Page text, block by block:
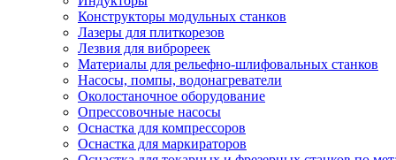
Конструкторы модульных станков
Лазеры для плиткорезов
Лезвия для виброреек
Материалы для рельефно-шлифовальных станков
Насосы, помпы, водонагреватели
Околостаночное оборудование
Опрессовочные насосы
Оснастка для компрессоров
Оснастка для маркираторов